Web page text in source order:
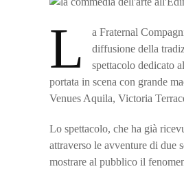
L
a Fraternal
diffusione della
spettacolo dedicato
portata in scena con grande
Venues Aquila, Victoria
Lo spettacolo, che ha già
attraverso le avventure di due
mostrare al pubblico il